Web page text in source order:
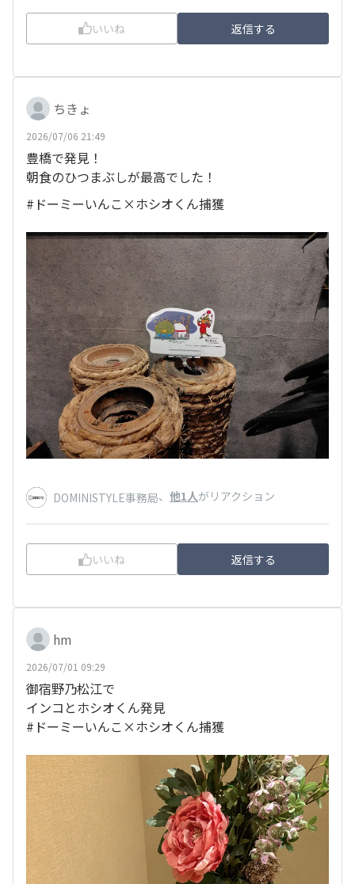
いいね 返信する
ちきょ
2026/07/06 21:49
豊橋で発見！
朝食のひつまぶしが最高でした！
#ドーミーいんこ×ホシオくん捕獲
DOMINISTYLE事務局、 他1人がリアクション
いいね 返信する
hm
2026/07/01 09:29
御宿野乃松江で
インコとホシオくん発見
#ドーミーいんこ×ホシオくん捕獲